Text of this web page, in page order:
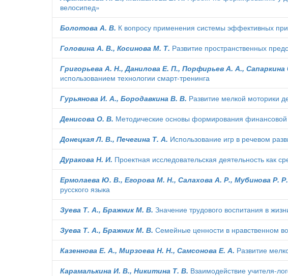
велосипед»
Болотова А. В. К вопросу применения системы эффективных
Головина А. В., Косинова М. Т. Развитие пространственных
Григорьева А. Н., Данилова Е. П., Порфирьев А. А.,
использованием технологии смарт-тренинга
Гурьянова И. А., Бородавкина В. В. Развитие мелкой моторики
Денисова О. В. Методические основы формирования
Донецкая Л. В., Печегина Т. А. Использование игр в речевом
Дуракова Н. И. Проектная исследовательская деятельность
Ермолаева Ю. В., Егорова М. Н., Салахова А. Р., Мубинова Р. Р.
русского языка
Зуева Т. А., Бражник М. В. Значение трудового воспитания в
Зуева Т. А., Бражник М. В. Семейные ценности в нравственном
Казеннова Е. А., Мирзоева Н. Н., Самсонова Е. А. Развитие
Карамалькина И. В., Никитина Т. В. Взаимодействие учителя-